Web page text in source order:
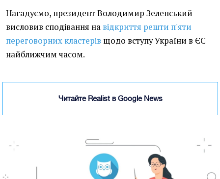
Нагадуємо, президент Володимир Зеленський
висловив сподівання на відкриття решти п'яти
переговорних кластерів щодо вступу України в ЄС
найближчим часом.
Читайте Realist в Google News